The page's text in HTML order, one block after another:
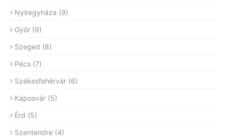
Nyíregyháza (9)
Győr (9)
Szeged (8)
Pécs (7)
Székesfehérvár (6)
Kaposvár (5)
Érd (5)
Szentendre (4)